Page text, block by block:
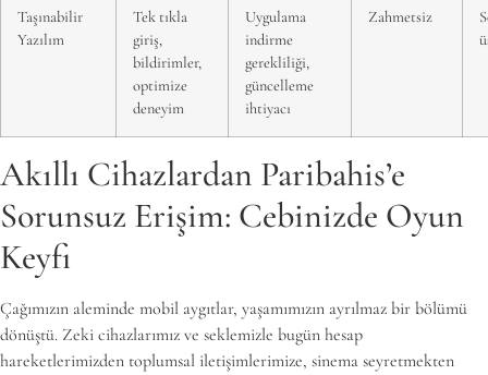
Taşınabilir
Yazılım
Tek tıkla
giriş,
bildirimler,
optimize
deneyim
Uygulama
indirme
gerekliliği,
güncelleme
ihtiyacı
Zahmetsiz
Akıllı Cihazlardan Paribahis’e
Sorunsuz Erişim: Cebinizde Oyun
Keyfi
Çağımızın aleminde mobil aygıtlar, yaşamımızın ayrılmaz bir bölümü
dönüştü. Zeki cihazlarımız ve seklemizle bugün hesap
hareketlerimizden toplumsal iletişimlerimize, sinema seyretmekten